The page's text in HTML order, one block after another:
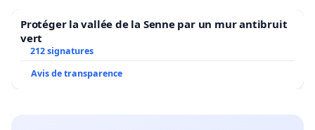
Protéger la vallée de la Senne par un mur antibruit
vert
212 signatures
Avis de transparence